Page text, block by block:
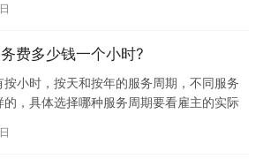
费多少钱一个小时?
小时，按天和按年的服务周期，不同服务
的，具体选择哪种服务周期要看雇主的实际